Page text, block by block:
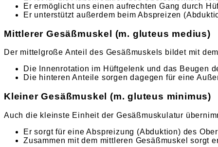
Er ermöglicht uns einen aufrechten Gang durch
Er unterstützt außerdem beim Abspreizen
Mittlerer Gesäßmuskel (m. gluteus medius)
Der mittelgroße Anteil des Gesäßmuskels bildet mit
Die Innenrotation im Hüftgelenk und das Beugen
Die hinteren Anteile sorgen dagegen für eine
Kleiner Gesäßmuskel (m. gluteus minimus)
Auch die kleinste Einheit der Gesäßmuskulatur
Er sorgt für eine Abspreizung (Abduktion) des
Zusammen mit dem mittleren Gesäßmuskel sorgt